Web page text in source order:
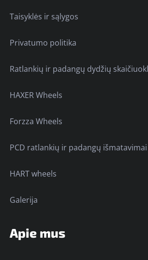
Taisyklės ir sąlygos
Privatumo politika
Ratlankių ir padangų dydžių
HAXER Wheels
Forzza Wheels
PCD ratlankių ir padangų išmatavimai
HART wheels
Galerija
Apie mus